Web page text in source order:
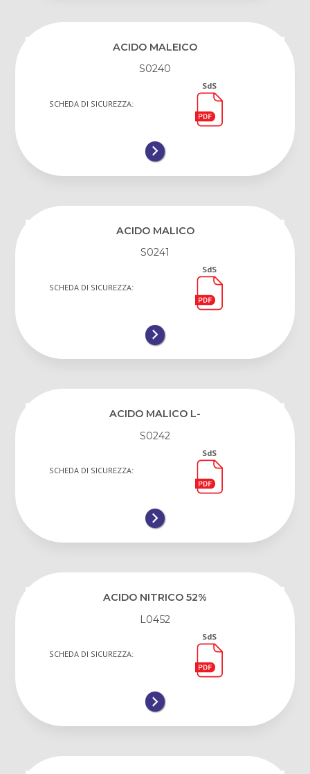
ACIDO MALEICO
S0240
SCHEDA DI SICUREZZA:
SdS
ACIDO MALICO
S0241
SCHEDA DI SICUREZZA:
SdS
ACIDO MALICO L-
S0242
SCHEDA DI SICUREZZA:
SdS
ACIDO NITRICO 52%
L0452
SCHEDA DI SICUREZZA:
SdS